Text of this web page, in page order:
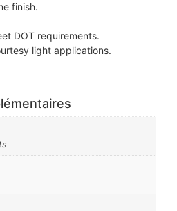
finish.
DOT requirements.
light applications.